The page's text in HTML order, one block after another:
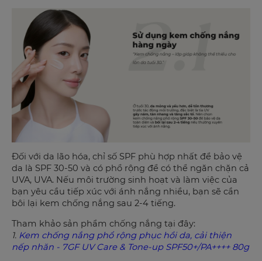
Đối với da lão hóa, chỉ số SPF phù hợp nhất để bảo vệ
da là SPF 30-50 và có phổ rộng để có thể ngăn chặn cả
UVA, UVA. Nếu môi trường sinh hoạt và làm việc của
bạn yêu cầu tiếp xúc với ánh nắng nhiều, bạn sẽ cần
bôi lại kem chống nắng sau 2-4 tiếng.
Tham khảo sản phẩm chống nắng tại đây:
1. Kem chống nắng phổ rộng phục hồi da, cải thiện
nếp nhăn - 7GF UV Care & Tone-up SPF50+/PA++++ 80g